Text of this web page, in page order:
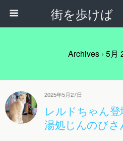
街を歩けば
Archives › 5月
2025年5月27日
レルドちゃん
湯処じんのびさ